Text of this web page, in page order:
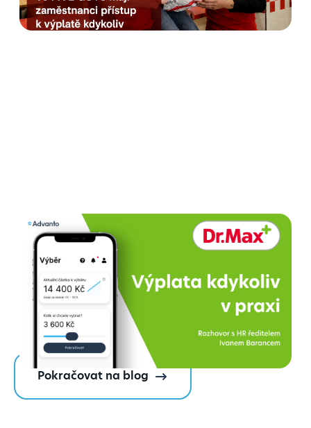
Číst dále
Rozhovor: Výplata kdykoliv
jako standard, ne jen benefit.
Jak ji v Dr. Max zaváděli?
Číst dále
Pokračovat na blog